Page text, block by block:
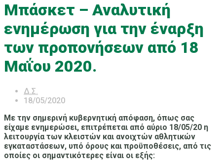
Μπάσκετ – Αναλυτική
ενημέρωση για την έναρξη
των προπονήσεων από 18
Μαΐου 2020.
Δ.Σ.
18/05/2020
Με την σημερινή κυβερνητική απόφαση, όπως σας
είχαμε ενημερώσει, επιτρέπεται από αύριο 18/05/20 η
λειτουργία των κλειστών και ανοιχτών αθλητικών
εγκαταστάσεων, υπό όρους και προϋποθέσεις, από τις
οποίες οι σημαντικότερες είναι οι εξής: